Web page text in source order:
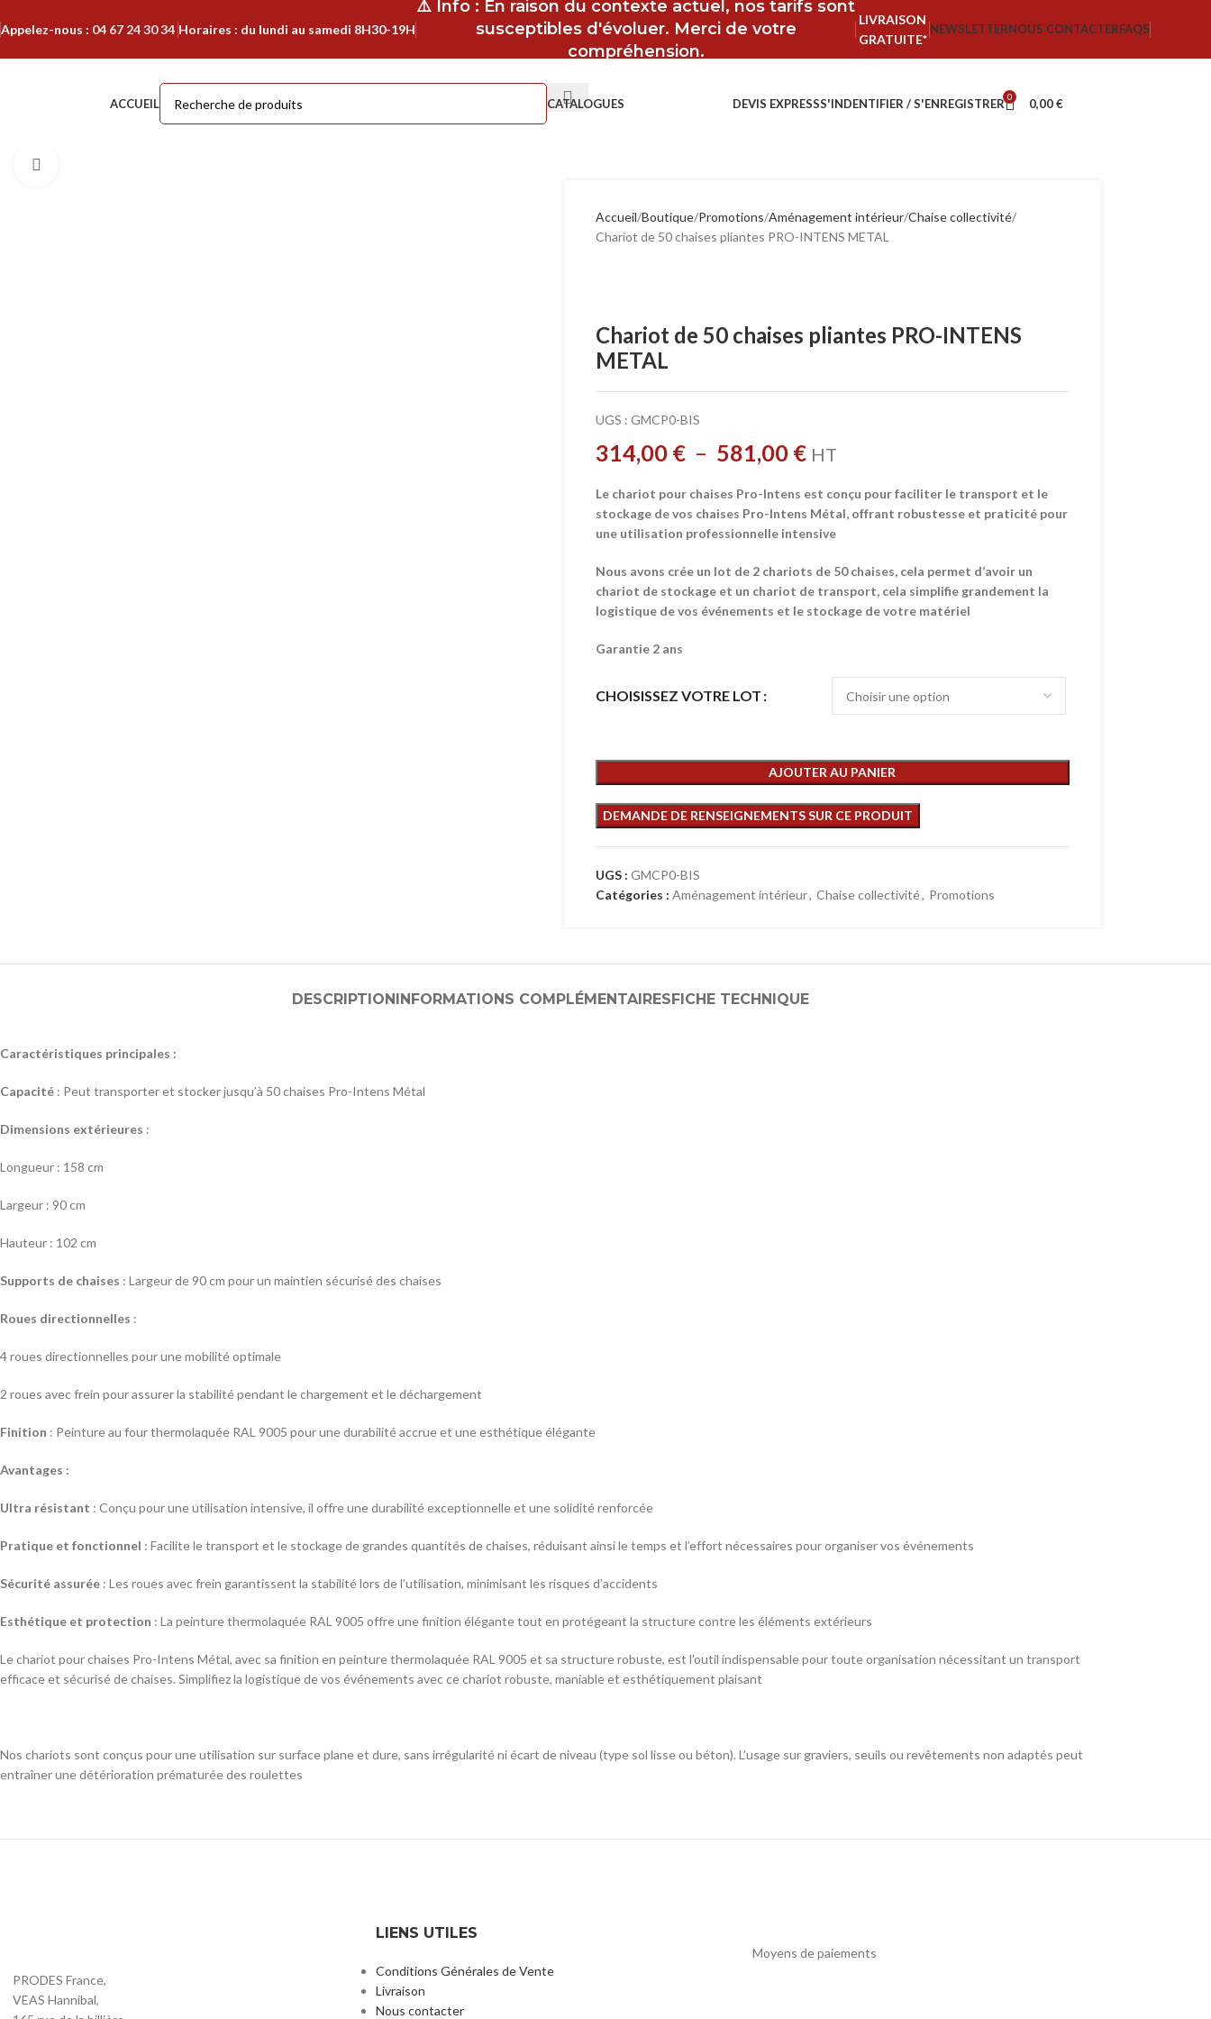
Appelez-nous : 04 67 24 30 34 Horaires : du lundi au samedi 8H30-19H
⚠️ Info : En raison du contexte actuel, nos tarifs sont
susceptibles d'évoluer. Merci de votre
compréhension.
LIVRAISON
GRATUITE*
NEWSLETTERNOUS CONTACTERFAQS
ACCUEIL CATALOGUES DEVIS EXPRESSS'INDENTIFIER / S'ENREGISTRER 0 0,00€
Accueil Boutique Promotions Aménagement intérieur Chaise collectivité
Chariot de 50 chaises pliantes PRO-INTENS METAL
Chariot de 50 chaises pliantes PRO-INTENS
METAL
UGS : GMCP0-BIS
314,00 € – 581,00 € HT
Le chariot pour chaises Pro-Intens est conçu pour faciliter le transport et le
stockage de vos chaises Pro-Intens Métal, offrant robustesse et praticité pour
une utilisation professionnelle intensive
Nous avons crée un lot de 2 chariots de 50 chaises, cela permet d’avoir un
chariot de stockage et un chariot de transport, cela simplifie grandement la
logistique de vos événements et le stockage de votre matériel
Garantie 2 ans
CHOISISSEZ VOTRE LOT
AJOUTER AU PANIER
UGS : GMCP0-BIS
Catégories : Aménagement intérieur, Chaise collectivité, Promotions
DESCRIPTIONINFORMATIONS COMPLÉMENTAIRESFICHE TECHNIQUE
Caractéristiques principales :
Capacité : Peut transporter et stocker jusqu’à 50 chaises Pro-Intens Métal
Dimensions extérieures :
Longueur : 158 cm
Largeur : 90 cm
Hauteur : 102 cm
Supports de chaises : Largeur de 90 cm pour un maintien sécurisé des chaises
Roues directionnelles :
4 roues directionnelles pour une mobilité optimale
2 roues avec frein pour assurer la stabilité pendant le chargement et le déchargement
Finition : Peinture au four thermolaquée RAL 9005 pour une durabilité accrue et une esthétique élégante
Avantages :
Ultra résistant : Conçu pour une utilisation intensive, il offre une durabilité exceptionnelle et une solidité renforcée
Pratique et fonctionnel : Facilite le transport et le stockage de grandes quantités de chaises, réduisant ainsi le temps et l’effort nécessaires pour organiser vos événements
Sécurité assurée : Les roues avec frein garantissent la stabilité lors de l’utilisation, minimisant les risques d’accidents
Esthétique et protection : La peinture thermolaquée RAL 9005 offre une finition élégante tout en protégeant la structure contre les éléments extérieurs
Le chariot pour chaises Pro-Intens Métal, avec sa finition en peinture thermolaquée RAL 9005 et sa structure robuste, est l’outil indispensable pour toute organisation nécessitant un transport
efficace et sécurisé de chaises. Simplifiez la logistique de vos événements avec ce chariot robuste, maniable et esthétiquement plaisant
Nos chariots sont conçus pour une utilisation sur surface plane et dure, sans irrégularité ni écart de niveau (type sol lisse ou béton). L’usage sur graviers, seuils ou revêtements non adaptés peut
entraîner une détérioration prématurée des roulettes
PRODES France,
VEAS Hannibal,
LIENS UTILES
Conditions Générales de Vente
Livraison
Nous contacter
Moyens de paiements